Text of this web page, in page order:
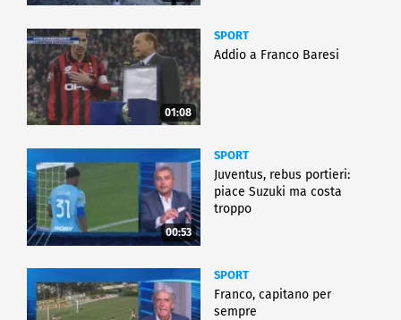
01:08
SPORT
Addio a Franco Baresi
00:53
SPORT
Juventus, rebus portieri:
piace Suzuki ma costa
troppo
SPORT
Franco, capitano per
sempre